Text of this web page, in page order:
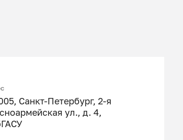
Санкт-Петербург, 2-я
ул., д. 4,